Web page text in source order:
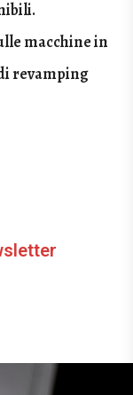
macchine in
revamping